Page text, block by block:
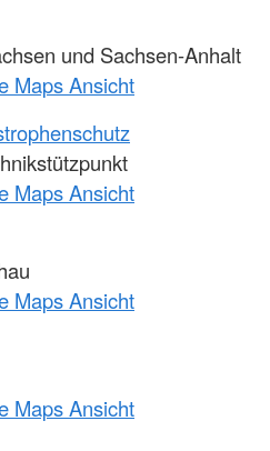
und Sachsen-Anhalt
Maps Ansicht
Maps Ansicht
Maps Ansicht
Maps Ansicht